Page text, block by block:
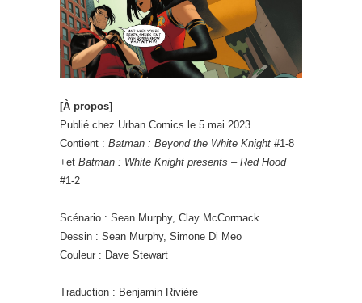
[À propos]
Publié chez Urban Comics le 5 mai 2023.
Contient : Batman : Beyond the White Knight #1-8
+et Batman : White Knight presents – Red Hood
#1-2
Scénario : Sean Murphy, Clay McCormack
Dessin : Sean Murphy, Simone Di Meo
Couleur : Dave Stewart
Traduction : Benjamin Rivière